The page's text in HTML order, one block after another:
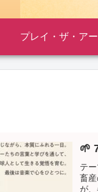
プレイ・ザ・ア
🌱
テ
畜
が